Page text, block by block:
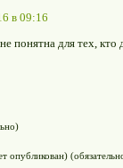
в 09:16
понятна для тех,
опубликован)